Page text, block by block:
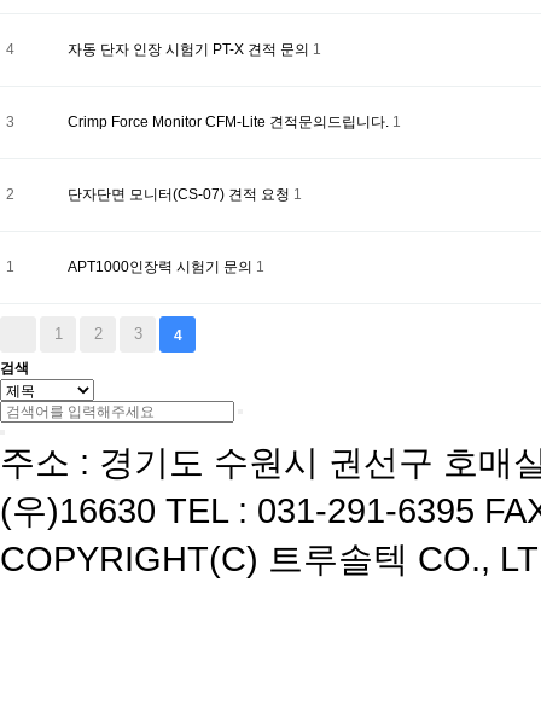
4 자동 단자 인장 시험기 PT-X 견적 문의 1
3 Crimp Force Monitor CFM-Lite 견적문의드립니다. 1
2 단자단면 모니터(CS-07) 견적 요청 1
1 APT1000인장력 시험기 문의 1
1 2 3
4
검색
주소 : 경기도 수원시 권선구 호매
(우)16630 TEL : 031-291-6395
COPYRIGHT(C) 트루솔텍 CO.,